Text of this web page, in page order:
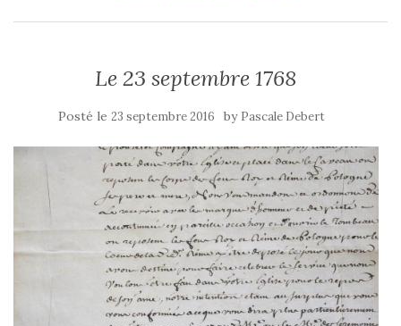
Le 23 septembre 1768
Posté le 23 septembre 2016 by Pascale Debert